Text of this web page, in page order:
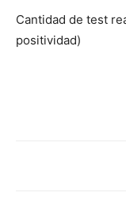
Cantidad de test
positividad)